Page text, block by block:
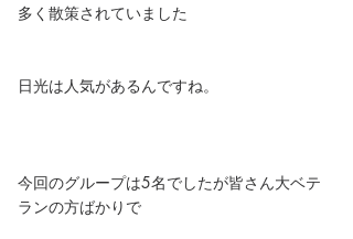
多く散策されていました
日光は人気があるんですね。
今回のグループは5名でしたが皆さん大ベテ
ランの方ばかりで